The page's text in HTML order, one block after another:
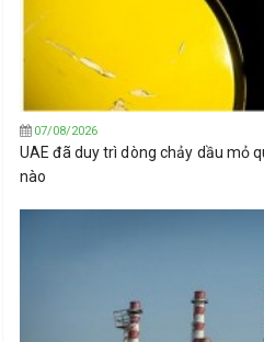
07/08/2026
UAE đã duy trì dòng chảy dầu mỏ
nào